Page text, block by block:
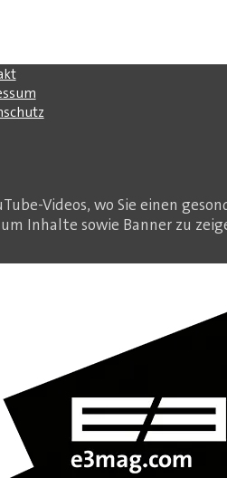
Videos, wo Sie einen
Inhalte sowie Banner zu